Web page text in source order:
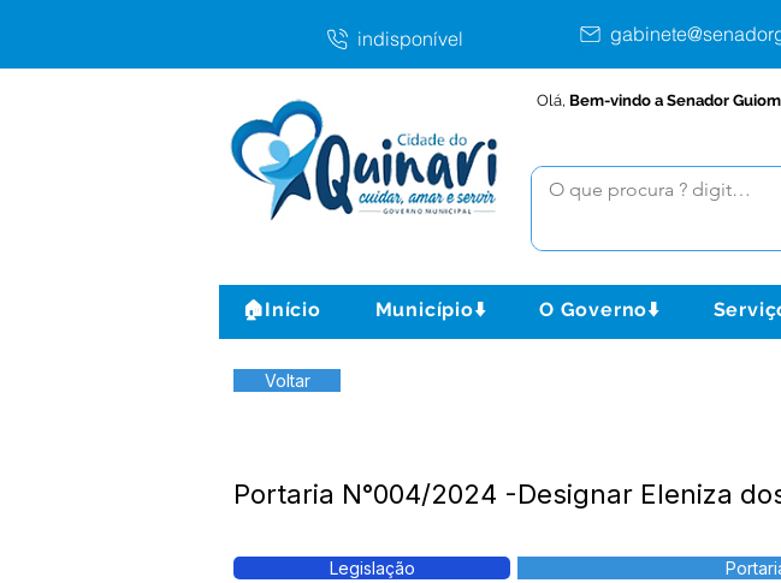
indisponível
Olá, Bem-vindo a Senador
🏠Início Município⬇️ O Governo⬇️
Voltar
Portaria N°004/2024 -Designar Eleniza
Legislação